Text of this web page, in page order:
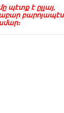
պէտք է ըլլայ,
բարոյապէս